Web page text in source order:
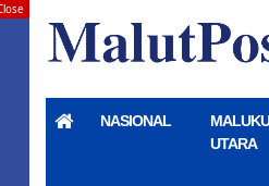
NASIONAL
MALUKU
UTARA